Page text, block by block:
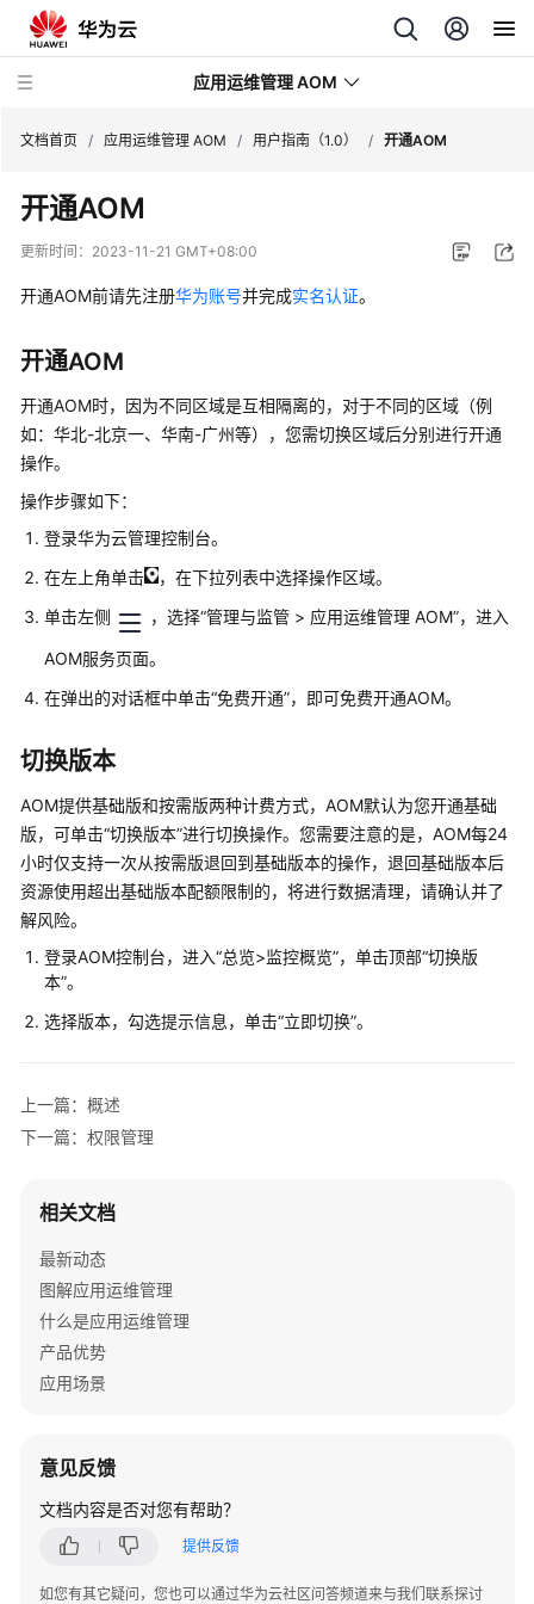
应用运维管理 AOM
最
新
态
产
品
介
绍
费
说
快
入
门
用
户
指
南
最
佳
践
API
SDK
参
景
代
码
例
问
题
文档首页 / 应用运维管理 AOM / 用户指南（1.0） / 开通AOM
开通AOM
更新时间： 2023-11-21 GMT+08:00
开通AOM前请先注册华为账号并完成实名认证。
开通AOM
开通AOM时，因为不同区域是互相隔离的，对于不同的区域（例
如：华北-北京一、华南-广州等），您需切换区域后分别进行开通
操作。
操作步骤如下：
登录华为云管理控制台。
在左上角单击
，在下拉列表中选择操作区域。
单击左侧
，选择“管理与监管 > 应用运维管理 AOM”，进入
AOM服务页面。
在弹出的对话框中单击“免费开通”，即可免费开通AOM。
切换版本
AOM提供基础版和按需版两种计费方式，AOM默认为您开通基础
版，可单击“切换版本”进行切换操作。您需要注意的是，AOM每24
小时仅支持一次从按需版退回到基础版本的操作，退回基础版本后
资源使用超出基础版本配额限制的，将进行数据清理，请确认并了
解风险。
登录AOM控制台，进入“总览>监控概览”，单击顶部“切换版
本”。
选择版本，勾选提示信息，单击“立即切换”。
上一篇：概述
下一篇：权限管理
相关文档
最新动态
图解应用运维管理
什么是应用运维管理
产品优势
应用场景
意见反馈
文档内容是否对您有帮助？
提供反馈
如您有其它疑问，您也可以通过华为云社区问答频道来与我们联系探讨